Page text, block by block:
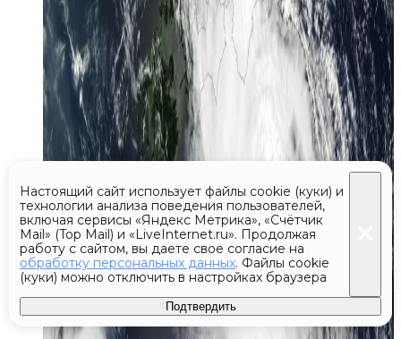
Настоящий сайт использует файлы cookie (куки) и
технологии анализа поведения пользователей,
включая сервисы «Яндекс Метрика», «Счётчик
Mail» (Top Mail) и «LiveInternet.ru». Продолжая
работу с сайтом, вы даете свое согласие на
обработку персональных данных. Файлы cookie
(куки) можно отключить в настройках браузера
Подтвердить